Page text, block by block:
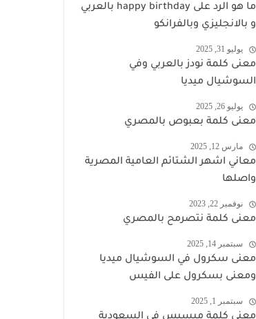
ما هو الرد على happy birthday بالعربي
و بالانجليزي وبالفرانكو
يوليو 31, 2025
معنى كلمة نودز بالعربي وفي
السوشيال ميديا
يوليو 26, 2025
معنى كلمة بعبوص بالمصري
مارس 12, 2025
معاني اشهر الشتائم العامية المصرية
واصلها
نوفمبر 22, 2023
معنى كلمة نتصرمح بالمصري
سبتمبر 14, 2025
معنى سكرول في السوشيال ميديا
ومعنى بسكرول على الفيس
سبتمبر 1, 2025